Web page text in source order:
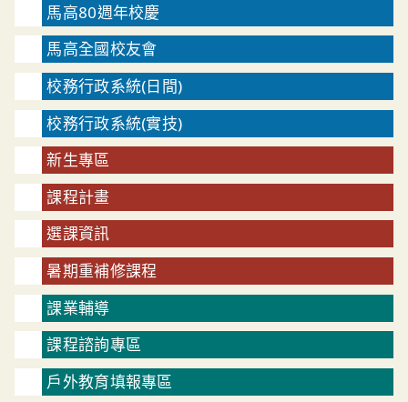
馬高80週年校慶
馬高全國校友會
校務行政系統(日間)
校務行政系統(實技)
新生專區
課程計畫
選課資訊
暑期重補修課程
課業輔導
課程諮詢專區
戶外教育填報專區